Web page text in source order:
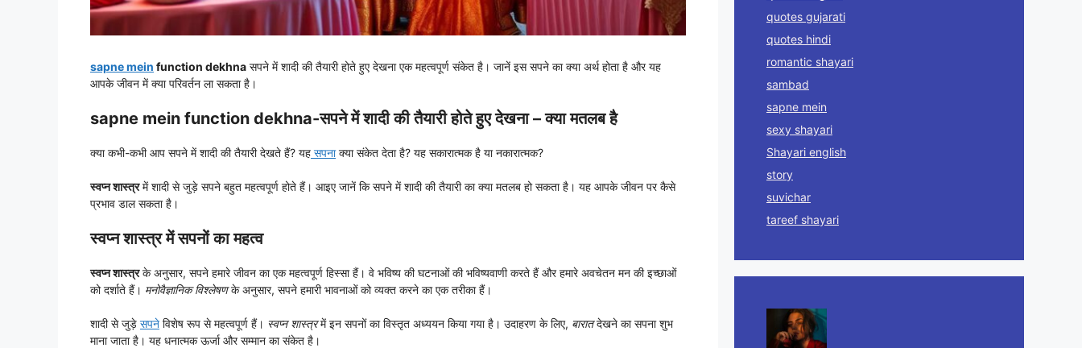
sapne mein function dekhna सपने में शादी की तैयारी होते हुए देखना एक महत्वपूर्ण संकेत है। जानें इस सपने का क्या अर्थ होता है और यह
आपके जीवन में क्या परिवर्तन ला सकता है।
sapne mein function dekhna-सपने में शादी की तैयारी होते हुए देखना – क्या मतलब है
क्या कभी-कभी आप सपने में शादी की तैयारी देखते हैं? यह सपनाक्या संकेत देता है? यह सकारात्मक है या नकारात्मक?
स्वप्न शास्त्रमें शादी से जुड़े सपने बहुत महत्वपूर्ण होते हैं। आइए जानें कि सपने में शादी की तैयारी का क्या मतलब हो सकता है। यह आपके जीवन पर कैसे
प्रभाव डाल सकता है।
स्वप्न शास्त्र में सपनों का महत्व
स्वप्न शास्त्रके अनुसार, सपने हमारे जीवन का एक महत्वपूर्ण हिस्सा हैं। वे भविष्य की घटनाओं की भविष्यवाणी करते हैं और हमारे अवचेतन मन की इच्छाओं
को दर्शाते हैं। मनोवैज्ञानिक विश्लेषणके अनुसार, सपने हमारी भावनाओं को व्यक्त करने का एक तरीका हैं।
शादी से जुड़े सपने विशेष रूप से महत्वपूर्ण हैं। स्वप्न शास्त्रमें इन सपनों का विस्तृत अध्ययन किया गया है। उदाहरण के लिए, बारातदेखने का सपना शुभ
माना जाता है। यह धनात्मक ऊर्जा और सम्मान का संकेत है।
quotes gujarati
quotes hindi
romantic shayari
sambad
sapne mein
sexy shayari
Shayari english
story
suvichar
tareef shayari